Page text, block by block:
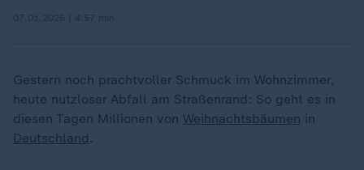
Gestern noch prachtvoller Schmuck im Wohnzimmer,
heute nutzloser Abfall am Straßenrand: So geht es in
diesen Tagen Millionen von Weihnachtsbäumen in
Deutschland .